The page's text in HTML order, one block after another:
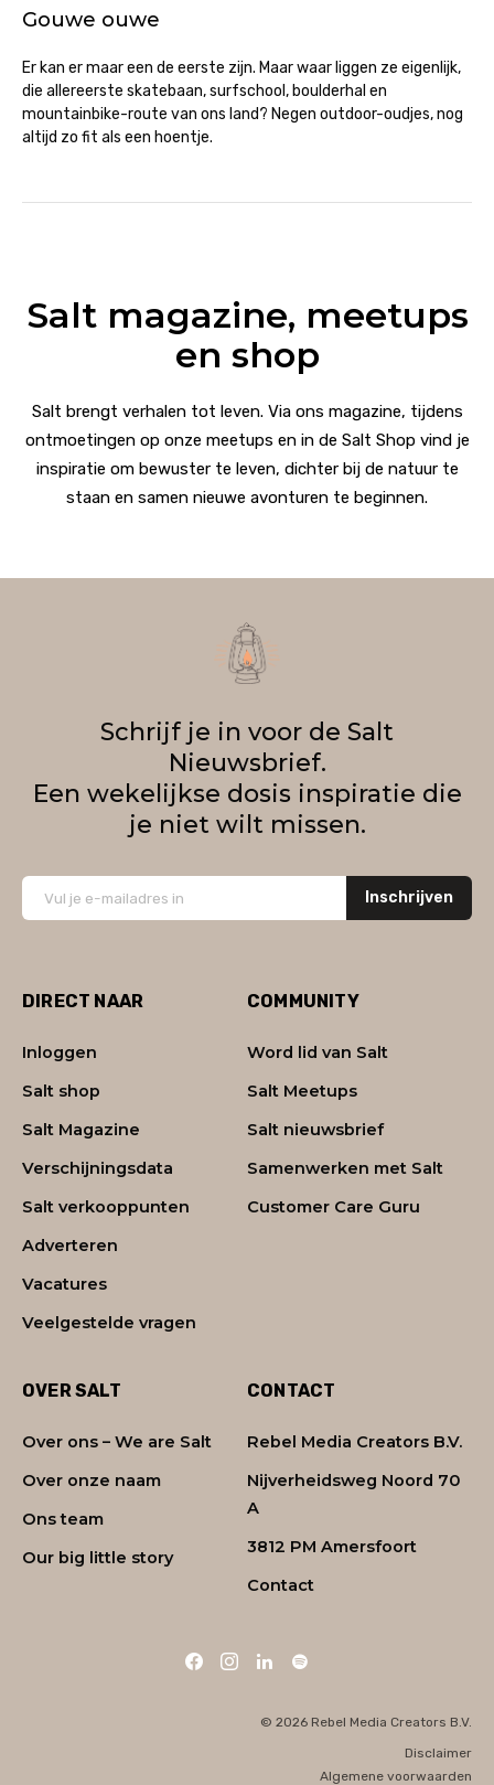
Gouwe ouwe
Er kan er maar een de eerste zijn. Maar waar liggen ze eigenlijk,
die allereerste skatebaan, surfschool, boulderhal en
mountainbike-route van ons land? Negen outdoor-oudjes, nog
altijd zo fit als een hoentje.
Salt magazine, meetups
en shop
Salt brengt verhalen tot leven. Via ons magazine, tijdens
ontmoetingen op onze meetups en in de Salt Shop vind je
inspiratie om bewuster te leven, dichter bij de natuur te
staan en samen nieuwe avonturen te beginnen.
Schrijf je in voor de Salt
Nieuwsbrief.
Een wekelijkse dosis inspiratie die
je niet wilt missen.
Inschrijven
DIRECT NAAR
Inloggen
Salt shop
Salt Magazine
Verschijningsdata
Salt verkooppunten
Adverteren
Vacatures
Veelgestelde vragen
COMMUNITY
Word lid van Salt
Salt Meetups
Salt nieuwsbrief
Samenwerken met Salt
Customer Care Guru
OVER SALT
Over ons – We are Salt
Over onze naam
Ons team
Our big little story
CONTACT
Rebel Media Creators B.V.
Nijverheidsweg Noord 70
A
3812 PM Amersfoort
Contact
© 2026 Rebel Media Creators B.V.
Disclaimer
Algemene voorwaarden